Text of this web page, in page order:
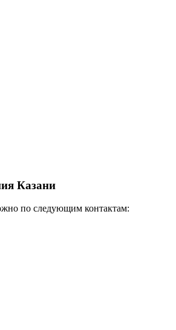
Казани
по следующим контактам: